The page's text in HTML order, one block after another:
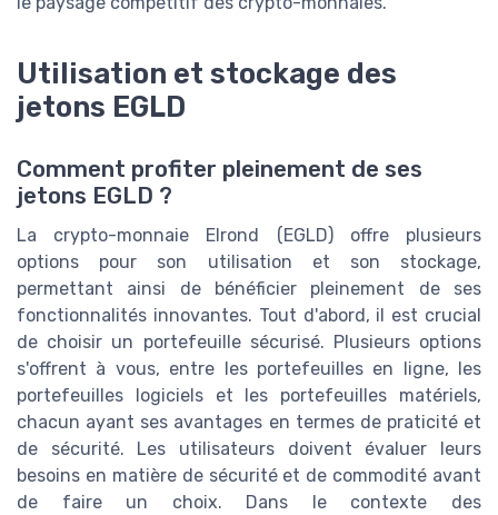
Utilisation et stockage des
jetons EGLD
Comment profiter pleinement de ses
jetons EGLD ?
La crypto-monnaie Elrond (EGLD) offre plusieurs
options pour son utilisation et son stockage,
permettant ainsi de bénéficier pleinement de ses
fonctionnalités innovantes. Tout d'abord, il est crucial
de choisir un portefeuille sécurisé. Plusieurs options
s'offrent à vous, entre les portefeuilles en ligne, les
portefeuilles logiciels et les portefeuilles matériels,
chacun ayant ses avantages en termes de praticité et
de sécurité. Les utilisateurs doivent évaluer leurs
besoins en matière de sécurité et de commodité avant
de faire un choix. Dans le contexte des